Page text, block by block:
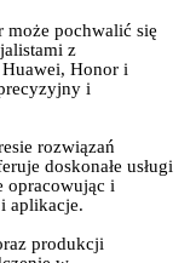
może pochwalić się
z
Honor i
i
rozwiązań
doskonałe usługi
opracowując i
aplikacje.
produkcji